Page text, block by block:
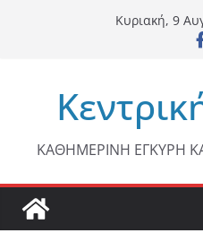
Κυριακή, 9
ΚΑΘΗΜΕΡΙΝΗ ΕΓΚΥΡΗ